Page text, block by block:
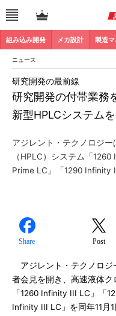
組み込み開発 メカ設計 製造マ
ニュース
研究開発の付帯業務
新型HPLCシステム
研究開発の最前線
アジレント・テクノロジ
（HPLC）システム「
Prime LC」「1290 Infinity
Share Post
アジレント・テクノロジ
者会見を開き、高速液体
「1260 Infinity III LC」「
Infinity III LC」を同年11月